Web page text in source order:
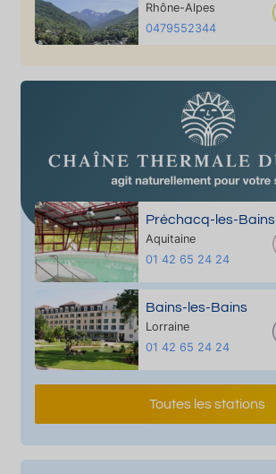
Rhône-Alpes
0479552344
Préchacq-les-Bains
Aquitaine
01 42 65 24 24
Bains-les-Bains
Lorraine
01 42 65 24 24
Toutes les stations